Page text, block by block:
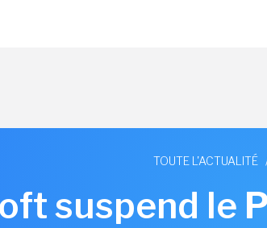
TOUTE L'ACTUALITÉ
suspend le